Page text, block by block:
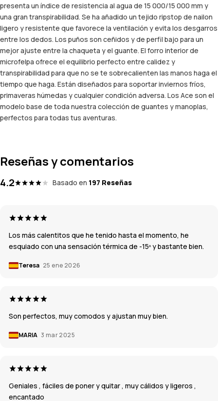
presenta un índice de resistencia al agua de 15 000/15 000 mm y
una gran transpirabilidad. Se ha añadido un tejido ripstop de nailon
ligero y resistente que favorece la ventilación y evita los desgarros
entre los dedos. Los puños son ceñidos y de perfil bajo para un
mejor ajuste entre la chaqueta y el guante. El forro interior de
microfelpa ofrece el equilibrio perfecto entre calidez y
transpirabilidad para que no se te sobrecalienten las manos haga el
tiempo que haga. Están diseñados para soportar inviernos fríos,
primaveras húmedas y cualquier condición adversa. Los Ace son el
modelo base de toda nuestra colección de guantes y manoplas,
perfectos para todas tus aventuras.
Reseñas y comentarios
4.2 Basado en 197 Reseñas
Los más calentitos que he tenido hasta el momento, he
esquiado con una sensación térmica de -15º y bastante bien.
Teresa 25 ene 2026
Son perfectos, muy comodos y ajustan muy bien.
MARIA 3 mar 2025
Geniales , fáciles de poner y quitar , muy cálidos y ligeros ,
encantado